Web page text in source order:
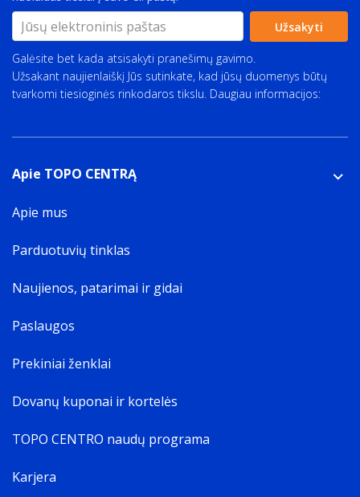
Užsakyti
Galėsite bet kada atsisakyti pranešimų gavimo.
Užsakant naujienlaiškį Jūs sutinkate, kad jūsų duomenys būtų
tvarkomi tiesioginės rinkodaros tikslu. Daugiau informacijos:
Apie TOPO CENTRĄ
Apie mus
Parduotuvių tinklas
Naujienos, patarimai ir gidai
Paslaugos
Prekiniai ženklai
Dovanų kuponai ir kortelės
TOPO CENTRO naudų programa
Karjera